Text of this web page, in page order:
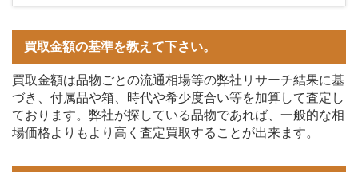
買取金額の基準を教えて下さい。
買取金額は品物ごとの流通相場等の弊社リサーチ結果に基
づき、付属品や箱、時代や希少度合い等を加算して査定し
ております。弊社が探している品物であれば、一般的な相
場価格よりもより高く査定買取することが出来ます。